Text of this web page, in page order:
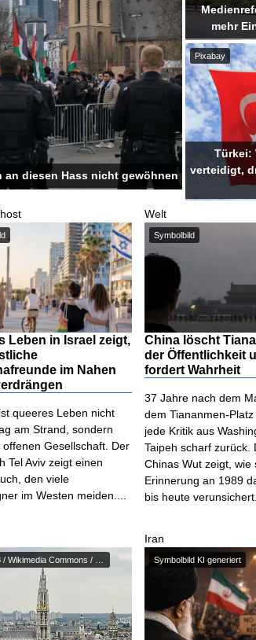
an diesen Hass nicht gewöhnen
mehr
Pixabay
Türkei:
verteidigt,
Leben in Israel zeigt,
im Nahen
queeres Leben nicht
am Strand, sondern
offenen Gesellschaft. Der
Tel Aviv zeigt einen
den viele
im Westen meiden....
Welt
Symbolbild
China löscht
der Öffentlichkeit
fordert Wahrheit
37 Jahre nach dem
dem Tiananmen-
jede Kritik aus
Taipeh scharf zurück.
Chinas Wut zeigt, wie
Erinnerung an 1989
bis heute
Iran
Symbolbild KI generiert